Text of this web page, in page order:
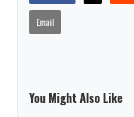
Email
You Might Also Like